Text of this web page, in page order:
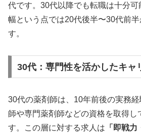
代です。30代以降でも転職は十分
幅という点では20代後半〜30代前
す。
30代：専門性を活かしたキャ
30代の薬剤師は、10年前後の実務
師や専門薬剤師などの資格を取得し
す。この層に対する求人は 「即戦力